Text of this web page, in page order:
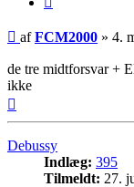
Indlæg
afFCM2000 » 4.
de tre midtforsvar +
ikke
Debussy
Indlæg: 395
Tilmeldt: 27.